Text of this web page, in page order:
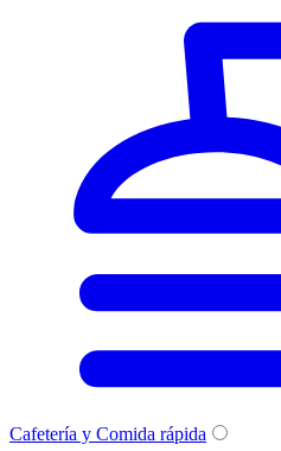
Cafetería y Comida rápida